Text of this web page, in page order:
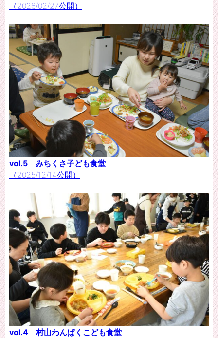
（2026/02/27公開）
vol.5 みちくさ子ども食堂
（2025/12/14公開）
vol.4 村山わんぱくこども食堂